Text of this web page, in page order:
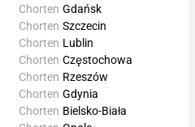
Chorten Gdańsk
Chorten Szczecin
Chorten Lublin
Chorten Częstochowa
Chorten Rzeszów
Chorten Gdynia
Chorten Bielsko-Biała